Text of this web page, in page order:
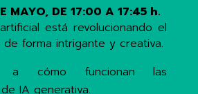
MAYO, DE 17:00 A 17:45 h.
está revolucionando el
forma intrigante y creativa.
a cómo funcionan las
IA generativa.